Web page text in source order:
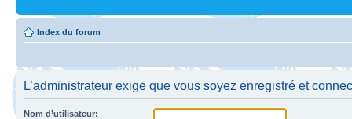
Index du forum
L’administrateur exige que vous soyez enregistré et
Nom d’utilisateur: